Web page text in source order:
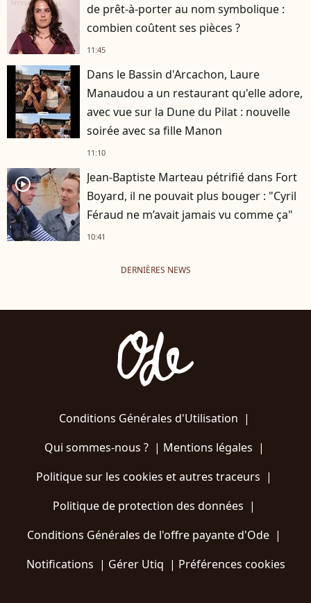
de prêt-à-porter au nom symbolique :
combien coûtent ses pièces ?
11:45
Dans le Bassin d'Arcachon, Laure
Manaudou a un restaurant qu'elle adore,
avec vue sur la Dune du Pilat : nouvelle
soirée avec sa fille Manon
11:10
player2
Jean-Baptiste Marteau pétrifié dans Fort
Boyard, il ne pouvait plus bouger : "Cyril
Féraud ne m’avait jamais vu comme ça"
10:41
DERNIÈRES NEWS
Conditions Générales d'Utilisation |
Qui sommes-nous ?| Mentions légales |
Politique sur les cookies et autres traceurs |
Politique de protection des données |
Conditions Générales de l'offre payante d'Ode |
Notifications | Gérer Utiq | Préférences cookies